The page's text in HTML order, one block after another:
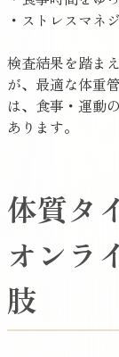
・ストレスマネ
検査結果を踏ま
が、最適な体重
は、食事・運動
あります。
体質タ
オンラ
肢